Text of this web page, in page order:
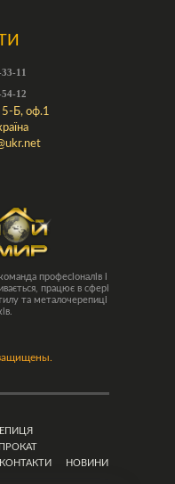
11
12
5-Б, оф.1
професіоналів і
працює в сфері
та металочерепиці
КОНТАКТИ НОВИНИ